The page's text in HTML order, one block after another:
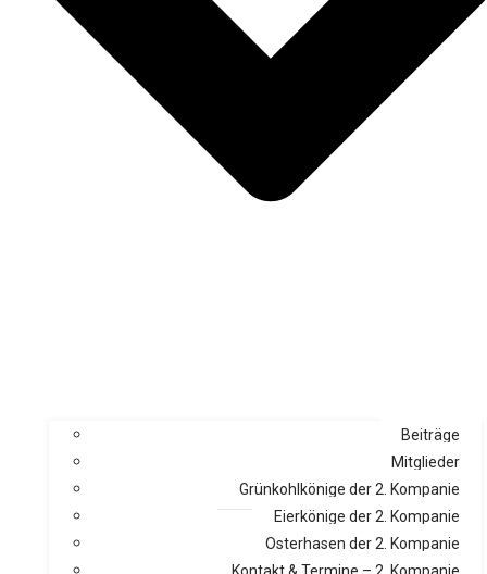
Beiträge
Mitglieder
Grünkohlkönige der 2. Kompanie
Eierkönige der 2. Kompanie
Osterhasen der 2. Kompanie